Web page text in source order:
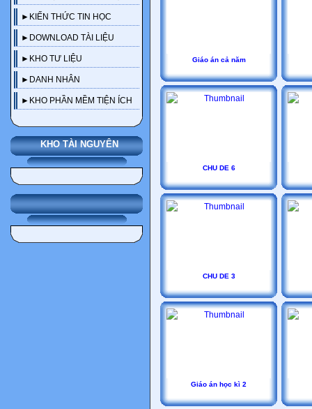
►KIẾN THỨC TIN HỌC
►DOWNLOAD TÀI LIỆU
►KHO TƯ LIỆU
►DANH NHÂN
►KHO PHẦN MỀM TIỆN ÍCH
KHO TÀI NGUYÊN
Giáo án cả năm
CHU DE 6
CHU DE 3
Giáo án học kì 2